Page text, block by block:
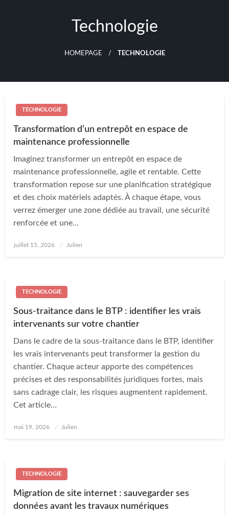
Technologie
HOMEPAGE TECHNOLOGIE
TECHNOLOGIE
Transformation d’un entrepôt en espace de
maintenance professionnelle
Imaginez transformer un entrepôt en espace de
maintenance professionnelle, agile et rentable. Cette
transformation repose sur une planification stratégique
et des choix matériels adaptés. À chaque étape, vous
verrez émerger une zone dédiée au travail, une sécurité
renforcée et une…
Posted
juillet 15, 2026 Julien
TECHNOLOGIE
Sous-traitance dans le BTP : identifier les vrais
intervenants sur votre chantier
Dans le cadre de la sous-traitance dans le BTP, identifier
les vrais intervenants peut transformer la gestion du
chantier. Chaque acteur apporte des compétences
précises et des responsabilités juridiques fortes, mais
sans cadrage clair, les risques augmentent rapidement.
Cet article…
Posted
mai 19, 2026 Julien
TECHNOLOGIE
Migration de site internet : sauvegarder ses
données avant les travaux numériques